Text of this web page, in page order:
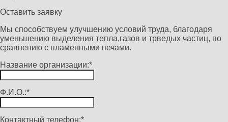
Оставить заявку
Мы способствуем улучшению условий труда, благодаря
уменьшению выделения тепла,газов и трведых частиц, по
сравнению с пламенными печами.
Название организации:*
Ф.И.О.:*
Контактный телефон:*